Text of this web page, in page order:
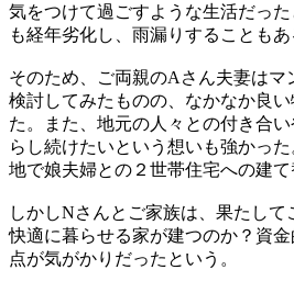
気をつけて過ごすような生活だっ
も経年劣化し、雨漏りすることもあ
そのため、ご両親のAさん夫妻はマ
検討してみたものの、なかなか良
た。また、地元の人々との付き合
らし続けたいという想いも強かっ
地で娘夫婦との２世帯住宅への建て
しかしNさんとご家族は、果たし
快適に暮らせる家が建つのか？資
点が気がかりだったという。